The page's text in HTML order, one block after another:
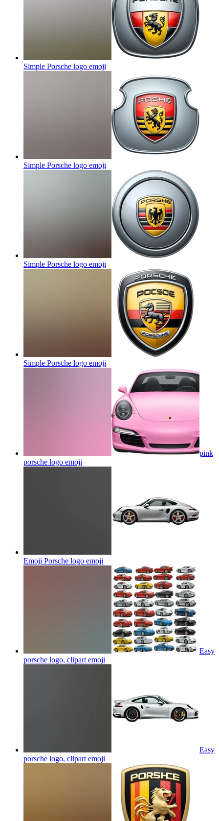
Simple Porsche logo emoji
Simple Porsche logo emoji
Simple Porsche logo emoji
Simple Porsche logo emoji
pink
porsche logo emoji
Emoji Porsche logo emoji
Easy
porsche logo, clipart emoji
Easy
porsche logo, clipart emoji